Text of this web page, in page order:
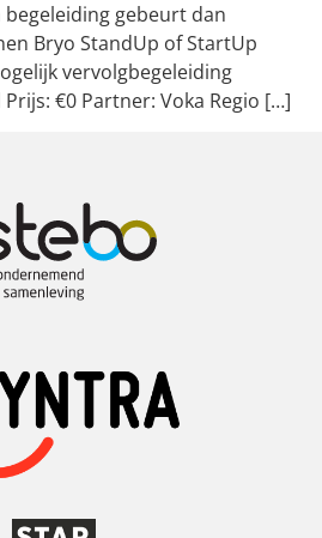
gebeurt dan
Bryo StandUp of StartUp
vervolgbegeleiding
€0 Partner: Voka Regio […]